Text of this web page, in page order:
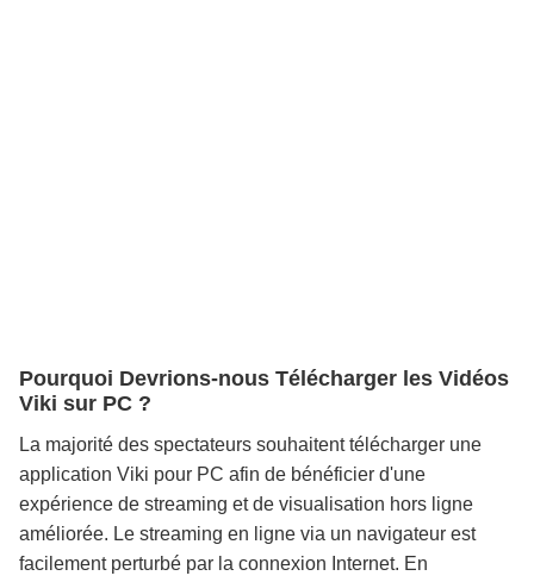
Pourquoi Devrions-nous Télécharger les Vidéos
Viki sur PC ?
La majorité des spectateurs souhaitent télécharger une
application Viki pour PC afin de bénéficier d'une
expérience de streaming et de visualisation hors ligne
améliorée. Le streaming en ligne via un navigateur est
facilement perturbé par la connexion Internet. En